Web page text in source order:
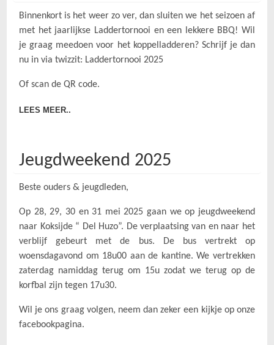
Binnenkort is het weer zo ver, dan sluiten we het seizoen af
met het jaarlijkse Laddertornooi en een lekkere BBQ! Wil
je graag meedoen voor het koppelladderen? Schrijf je dan
nu in via twizzit: Laddertornooi 2025
Of scan de QR code.
LEES MEER..
Jeugdweekend 2025
Beste ouders & jeugdleden,
Op 28, 29, 30 en 31 mei 2025 gaan we op jeugdweekend
naar Koksijde “ Del Huzo”. De verplaatsing van en naar het
verblijf gebeurt met de bus. De bus vertrekt op
woensdagavond om 18u00 aan de kantine. We vertrekken
zaterdag namiddag terug om 15u zodat we terug op de
korfbal zijn tegen 17u30.
Wil je ons graag volgen, neem dan zeker een kijkje op onze
facebookpagina.